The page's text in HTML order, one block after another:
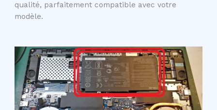
qualité, parfaitement compatible avec votre
modèle.